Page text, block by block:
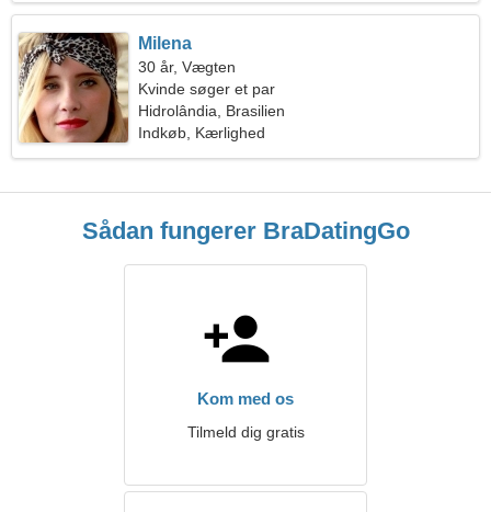
Milena
30 år, Vægten
Kvinde søger et par
Hidrolândia, Brasilien
Indkøb, Kærlighed
Sådan fungerer BraDatingGo
Kom med os
Tilmeld dig gratis